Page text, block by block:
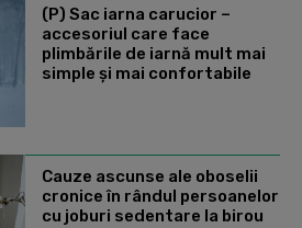
(P) Sac iarna carucior –
accesoriul care face
plimbările de iarnă mult mai
simple și mai confortabile
Cauze ascunse ale oboselii
cronice în rândul persoanelor
cu joburi sedentare la birou